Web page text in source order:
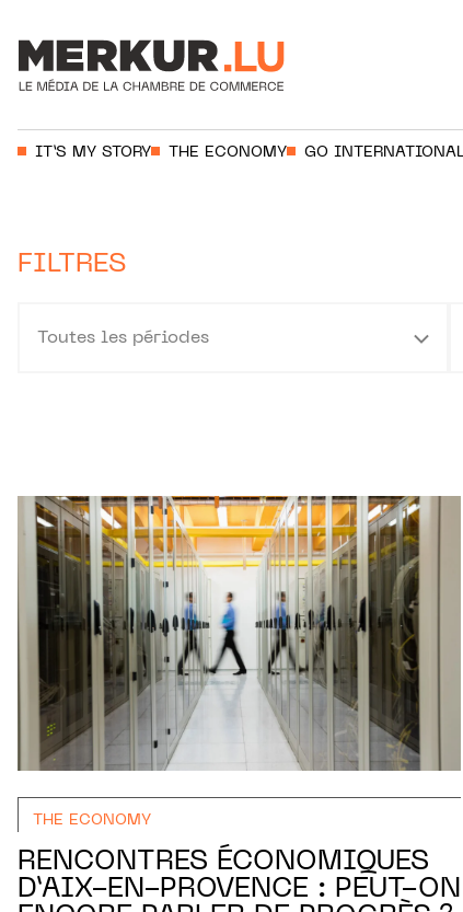
IT’S MY STORY THE ECONOMY GO
FILTRES
Toutes les périodes
THE ECONOMY
RENCONTRES ÉCONOMIQUES
D’AIX-EN-PROVENCE : PEUT-ON